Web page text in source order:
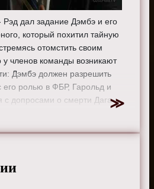
Рэд дал задание Дэмбэ и его
который похитил тайную
отомстить своим
членов команды возникают
Дэмбэ должен разрешить
его ролью в ФБР, Гарольд и
с допросами о смерти Дага
Парминдер Награ и Гарри